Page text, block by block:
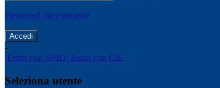
Password dimenticata?
-
Entra con SPID Entra con CIE
Seleziona utente